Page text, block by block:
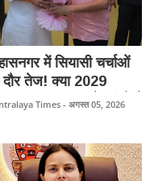
की मांग की।
में सियासी चर्चाओं
दौर तेज! क्या 2029
चुनाव की तैयारी में हैं
Times - अगस्त 05, 2026